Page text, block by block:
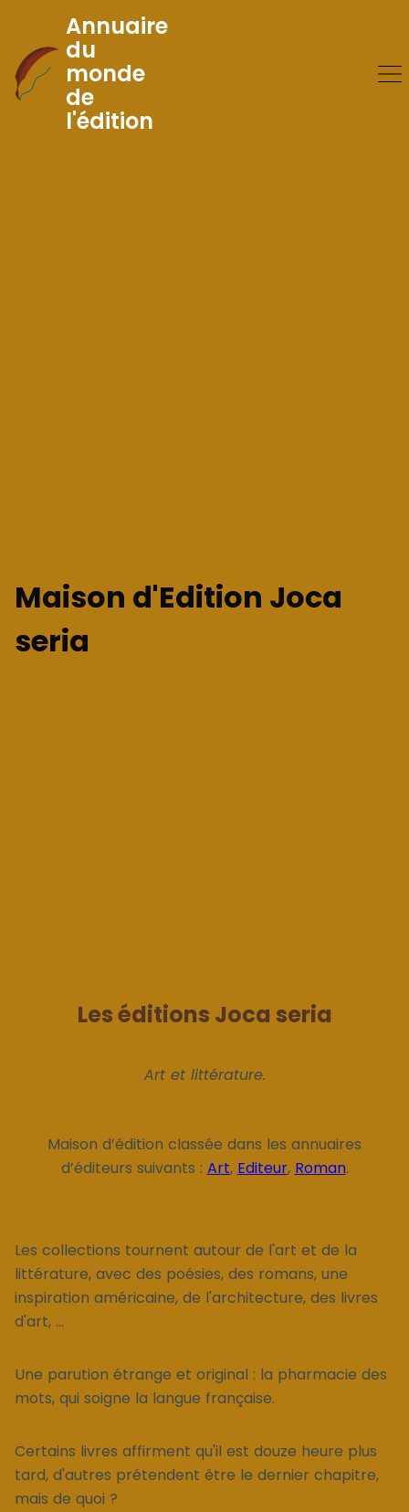
Skip
to
Content
Annuaire
du
monde
de
l'édition
Maison d'Edition Joca
seria
Les éditions Joca seria
Art et littérature.
Maison d’édition classée dans les annuaires
d’éditeurs suivants : Art, Editeur, Roman.
Les collections tournent autour de l'art et de la
littérature, avec des poésies, des romans, une
inspiration américaine, de l'architecture, des livres
d'art, ...
Une parution étrange et original : la pharmacie des
mots, qui soigne la langue française.
Certains livres affirment qu'il est douze heure plus
tard, d'autres prétendent être le dernier chapitre,
mais de quoi ?